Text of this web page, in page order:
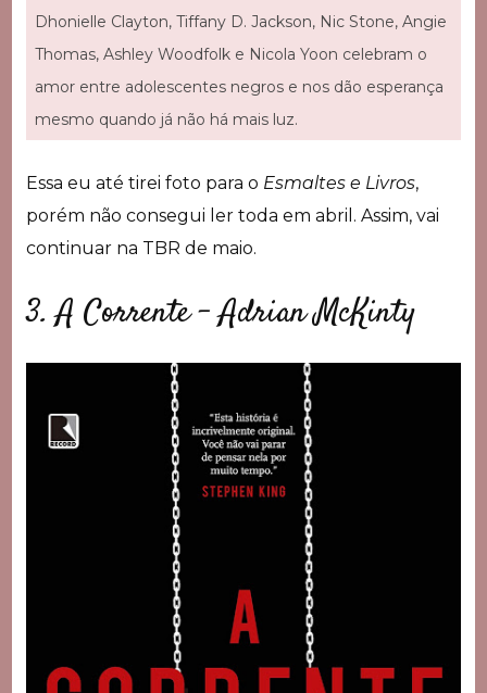
Dhonielle Clayton, Tiffany D. Jackson, Nic Stone, Angie
Thomas, Ashley Woodfolk e Nicola Yoon celebram o
amor entre adolescentes negros e nos dão esperança
mesmo quando já não há mais luz.
Essa eu até tirei foto para o Esmaltes e Livros,
porém não consegui ler toda em abril. Assim, vai
continuar na TBR de maio.
3. A Corrente – Adrian McKinty